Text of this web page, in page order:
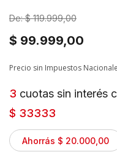
De:$ 119.999,00
$ 99.999,00
Precio sin Impuestos
3 cuotas sin interés
$ 33333
Ahorrás $ 20.000,00